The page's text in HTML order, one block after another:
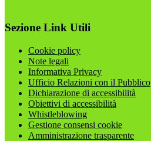
Sezione Link Utili
Cookie policy
Note legali
Informativa Privacy
Ufficio Relazioni con il Pubblico
Dichiarazione di accessibilità
Obiettivi di accessibilità
Whistleblowing
Gestione consensi cookie
Amministrazione trasparente